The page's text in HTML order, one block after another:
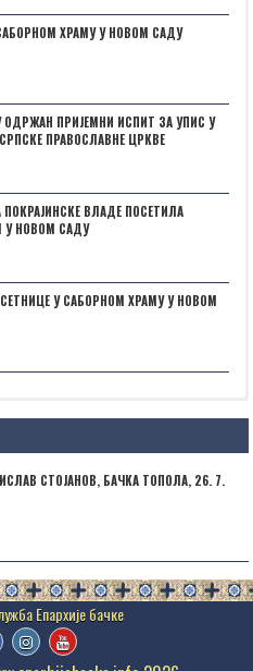
ХРАМУ У НОВОМ САДУ
ПРИЈЕМНИ ИСПИТ ЗА УПИС У
ПРАВОСЛАВНЕ ЦРКВЕ
ВЛАДЕ ПОСЕТИЛА
У НОВОМ САДУ
У САБОРНОМ ХРАМУ У НОВОМ
СТОЈАНОВ, БАЧКА ТОПОЛА, 26. 7.